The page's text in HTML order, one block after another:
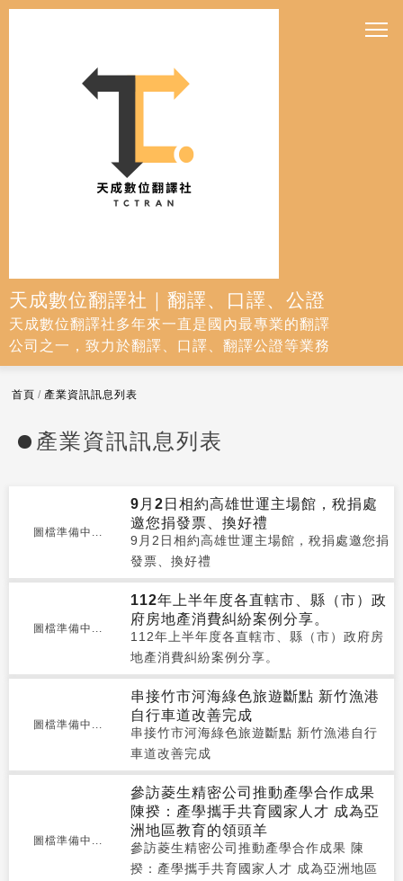
天成數位翻譯社｜翻譯、口譯、公證
天成數位翻譯社多年來一直是國內最專業的翻譯
公司之一，致力於翻譯、口譯、翻譯公證等業務
首頁 / 產業資訊訊息列表
產業資訊訊息列表
圖檔準備中...
9月2日相約高雄世運主場館，稅捐處
邀您捐發票、換好禮
9月2日相約高雄世運主場館，稅捐處邀您捐
發票、換好禮
圖檔準備中...
112年上半年度各直轄市、縣（市）政
府房地產消費糾紛案例分享。
112年上半年度各直轄市、縣（市）政府房
地產消費糾紛案例分享。
圖檔準備中...
串接竹市河海綠色旅遊斷點 新竹漁港
自行車道改善完成
串接竹市河海綠色旅遊斷點 新竹漁港自行
車道改善完成
圖檔準備中...
參訪菱生精密公司推動產學合作成果
陳揆：產學攜手共育國家人才 成為亞
洲地區教育的領頭羊
參訪菱生精密公司推動產學合作成果 陳
揆：產學攜手共育國家人才 成為亞洲地區